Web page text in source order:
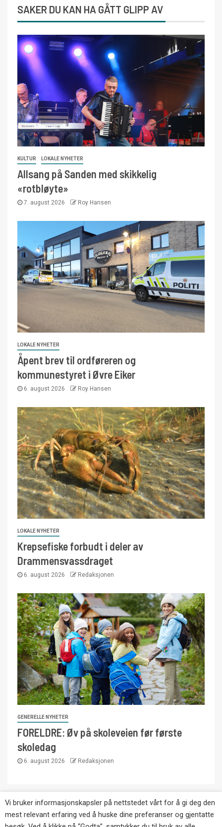
SAKER DU KAN HA GÅTT GLIPP AV
KULTUR LOKALE NYHETER
Allsang på Sanden med skikkelig
«rotbløyte»
7. august 2026 Roy Hansen
LOKALE NYHETER
Åpent brev til ordføreren og
kommunestyret i Øvre Eiker
6. august 2026 Roy Hansen
LOKALE NYHETER
Krepsefiske forbudt i deler av
Drammensvassdraget
6. august 2026 Redaksjonen
GENERELLE NYHETER
FORELDRE: Øv på skoleveien før første
skoledag
6. august 2026 Redaksjonen
Copyright © Eikernytt.no utgis av Roy’s
Pressetjeneste. Kopiering av tekst, bilder og
Vi bruker informasjonskapsler på nettstedet vårt for å gi deg den
mest relevant erfaring ved å huske dine preferanser og gjentatte